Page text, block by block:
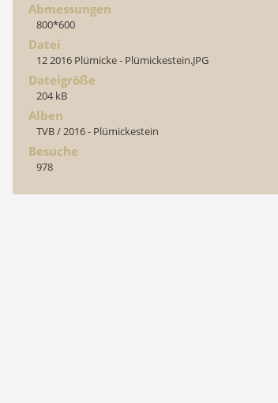
Abmessungen
800*600
Datei
12 2016 Plümicke - Plümickestein.JPG
Dateigröße
204 kB
Alben
TVB/2016 - Plümickestein
Besuche
978